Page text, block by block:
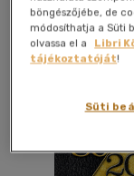
Antikvár
böngészőjébe, de
módosíthatja a Süti
olvassa el a
Libri
tájékoztatóját!
Süti